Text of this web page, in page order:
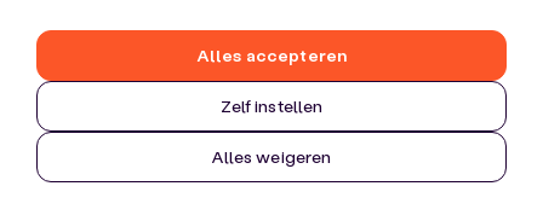
Zelf instellen
Alles weigeren
Alles accepteren